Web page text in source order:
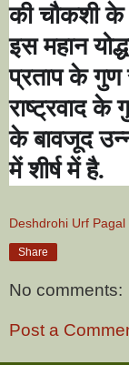
की चौकशी के
इस महान
प्रताप के
राष्ट्रवाद के
के बावजूद
में शीर्ष में है.
Deshdrohi Urf Pagal
Share
No comments:
Post a